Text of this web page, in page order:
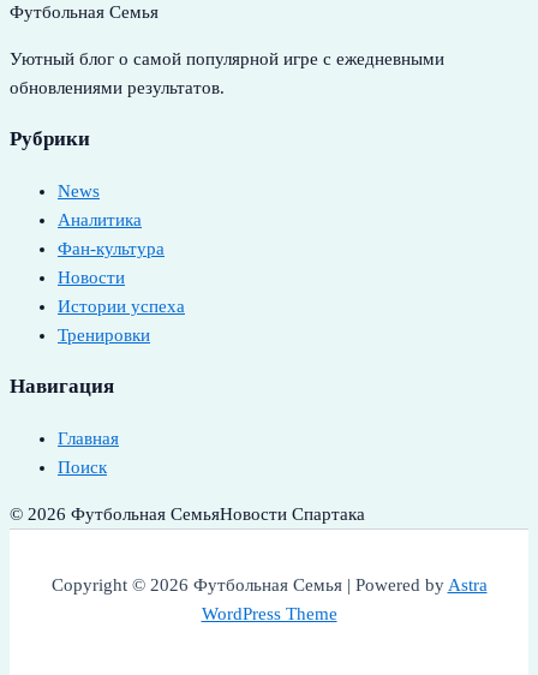
Футбольная Семья
Уютный блог о самой популярной игре с ежедневными
обновлениями результатов.
Рубрики
News
Аналитика
Фан-культура
Новости
Истории успеха
Тренировки
Навигация
Главная
Поиск
© 2026 Футбольная СемьяНовости Спартака
Copyright © 2026 Футбольная Семья | Powered byAstra
WordPress Theme